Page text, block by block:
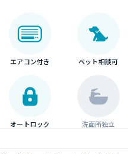
エアコン付き ペット相談可
オートロック 洗面所独立